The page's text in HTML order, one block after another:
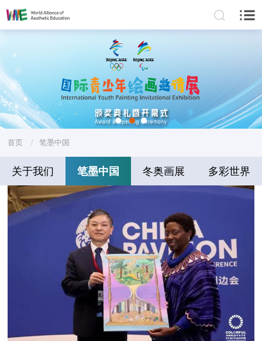
首页 / 笔墨中国
关于我们 笔墨中国 冬奥画展 多彩世界
学习